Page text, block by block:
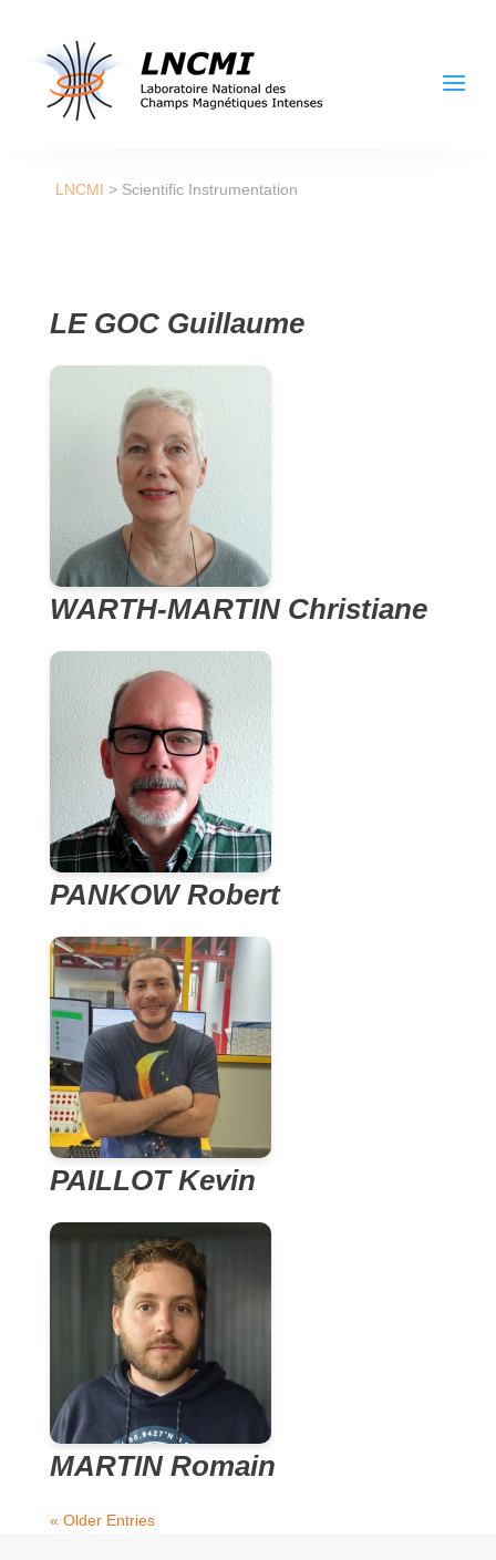
a
LNCMI > Scientific Instrumentation
LE GOC Guillaume
WARTH-MARTIN Christiane
PANKOW Robert
PAILLOT Kevin
MARTIN Romain
« Older Entries